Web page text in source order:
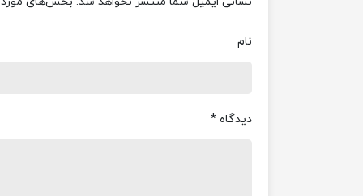
نام
دیدگاه *